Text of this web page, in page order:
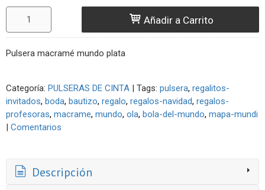
Añadir a Carrito
Pulsera macramé mundo plata
Categoría: PULSERAS DE CINTA | Tags: pulsera regalitos-
invitados boda bautizo regalo regalos-navidad regalos-
profesoras macrame mundo ola bola-del-mundo mapa-mundi
| Comentarios
Descripción